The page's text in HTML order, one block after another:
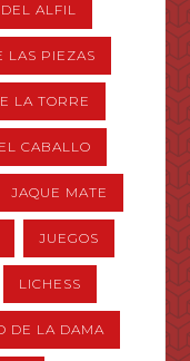
ALFIL
LAS PIEZAS
LA TORRE
CABALLO
JAQUE MATE
JUEGOS
LICHESS
DE LA DAMA